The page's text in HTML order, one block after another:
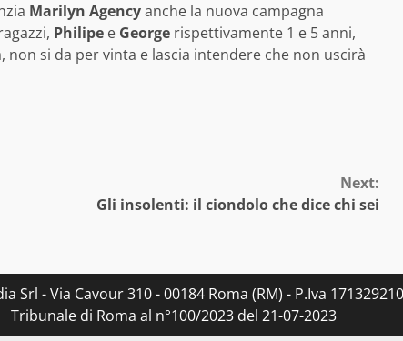
Marilyn Agencyanche la nuova campagna
Philipe e George rispettivamente 1 e 5 anni,
si da per vinta e lascia intendere che non uscirà
Next:
Gli insolenti: il ciondolo che dice chi sei
Srl - Via Cavour 310 - 00184 Roma (RM) - P.Iva
Tribunale di Roma al n°100/2023 del 21-07-2023